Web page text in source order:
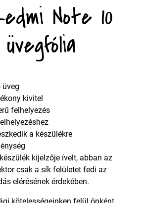
Note 10
üveg
kivitel
felhelyezés
a készülékre
kijelzője ívelt, abban az
csak a sík felületet fedi az
elérésének érdekében.
kötelességeinken felül önként